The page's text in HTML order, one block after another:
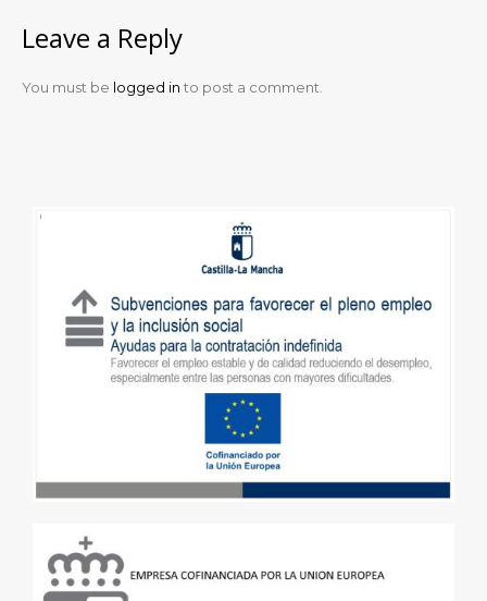
Leave a Reply
You must be logged in to post a comment.